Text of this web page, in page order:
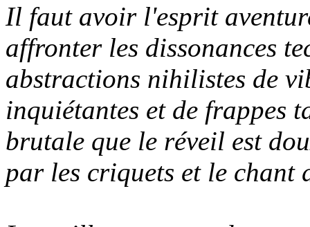
Il faut avoir l'esprit
affronter les dissonances
abstractions nihilistes de
inquiétantes et de frappes
brutale que le réveil est
par les criquets et le chant